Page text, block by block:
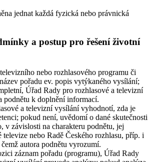
jednat každá fyzická nebo právnická
a postup pro řešení životní
nebo rozhlasového programu či
pořadu ev. popis vytýkaného vysílání;
Úřad Rady pro rozhlasové a televizní
podnětu k doplnění informací.
a televizní vysílání vyhodnotí, zda je
pokud není, uvědomí o dané skutečnosti
v závislosti na charakteru podnětu, jej
televize nebo Radě Českého rozhlasu, příp. i
autora podnětu vyrozumí.
záznam pořadu (programu), Úřad Rady